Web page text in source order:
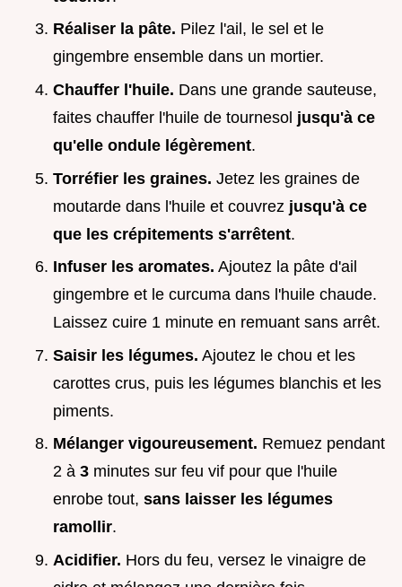
Réaliser la pâte. Pilez l'ail, le sel et le
gingembre ensemble dans un mortier.
Chauffer l'huile. Dans une grande sauteuse,
faites chauffer l'huile de tournesol jusqu'à ce
qu'elle ondule légèrement.
Torréfier les graines. Jetez les graines de
moutarde dans l'huile et couvrez jusqu'à ce
que les crépitements s'arrêtent.
Infuser les aromates. Ajoutez la pâte d'ail
gingembre et le curcuma dans l'huile chaude.
Laissez cuire 1 minute en remuant sans arrêt.
Saisir les légumes. Ajoutez le chou et les
carottes crus, puis les légumes blanchis et les
piments.
Mélanger vigoureusement. Remuez pendant
2 à 3 minutes sur feu vif pour que l'huile
enrobe tout, sans laisser les légumes
ramollir.
Acidifier. Hors du feu, versez le vinaigre de